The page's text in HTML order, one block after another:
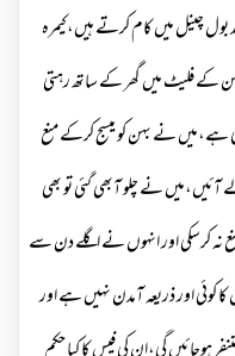
چینل میں کام کرتے ہیں،کیمرہ
کے فلیٹ میں گھر کے ساتھ رہتی
ہے،میں نے بہن کو میسج کرکے منع
آئیں،میں نے چلو آبھی گئی تو بھی
نہ کرسکی اور انہوں نے اگلے دن سے
کوئی اور ذریعہ آمدن نہیں ہے اور